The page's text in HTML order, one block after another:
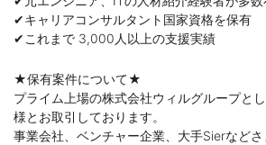
✔キャリアコンサルタント国家資格を保有
✔これまで 3,000人以上の支援実績
★保有案件について★
プライム上場の株式会社ウィルグループと
様とお取引しております。
事業会社、ベンチャー企業、大手Sierなど